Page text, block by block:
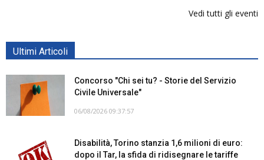
Vedi tutti gli eventi
Ultimi Articoli
Concorso "Chi sei tu? - Storie del Servizio
Civile Universale"
06/08/2026 09:37:57
Disabilità, Torino stanzia 1,6 milioni di euro:
dopo il Tar, la sfida di ridisegnare le tariffe